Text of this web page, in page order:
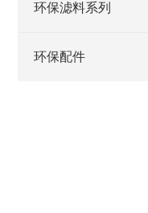
环保滤料系列
环保配件